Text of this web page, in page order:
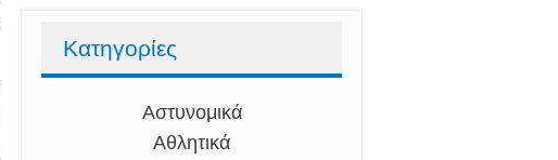
Κατηγορίες
Αστυνομικά
Αθλητικά